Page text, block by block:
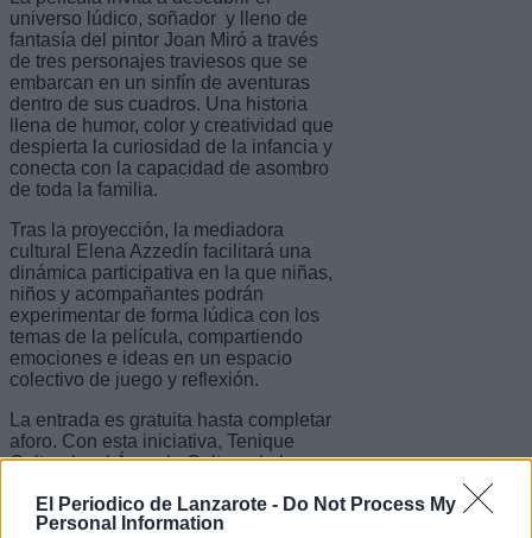
El Periodico de Lanzarote - Do Not Process My
Personal Information
universo lúdico, soñador y lleno de
fantasía del pintor Joan Miró a través
de tres personajes traviesos que se
embarcan en un sinfín de aventuras
dentro de sus cuadros. Una historia
llena de humor, color y creatividad que
despierta la curiosidad de la infancia y
conecta con la capacidad de asombro
de toda la familia.
Tras la proyección, la mediadora
cultural Elena Azzedín facilitará una
dinámica participativa en la que niñas,
niños y acompañantes podrán
experimentar de forma lúdica con los
temas de la película, compartiendo
emociones e ideas en un espacio
colectivo de juego y reflexión.
La entrada es gratuita hasta completar
aforo. Con esta iniciativa, Tenique
Cultural y el Área de Cultura de los
Bartolomé, Tinajo, Arrecife y Yaiza
refuerzan su apuesta por acercar el